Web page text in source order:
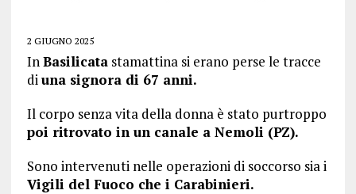
2 GIUGNO 2025
InBasilicatastamattina si erano perse le tracce
diuna signora di 67 anni.
Il corpo senza vita della donna è stato purtroppo
poi ritrovato in un canale a Nemoli (PZ).
Sono intervenuti nelle operazioni di soccorso sia i
Vigili del Fuoco che i Carabinieri.